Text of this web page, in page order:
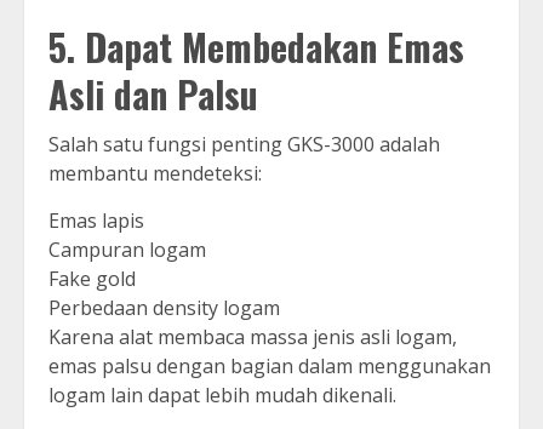
5. Dapat Membedakan Emas
Asli dan Palsu
Salah satu fungsi penting GKS-3000 adalah
membantu mendeteksi:
Emas lapis
Campuran logam
Fake gold
Perbedaan density logam
Karena alat membaca massa jenis asli logam,
emas palsu dengan bagian dalam menggunakan
logam lain dapat lebih mudah dikenali.